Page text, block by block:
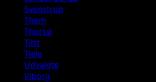
Svenstrup
Them
Thorsø
Tilst
Tjele
Udvalgte
Viborg